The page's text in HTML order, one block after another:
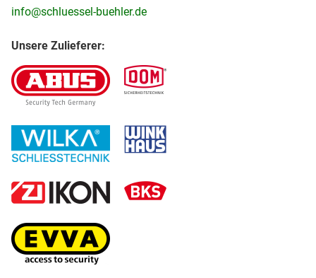
info@schluessel-buehler.de
Unsere Zulieferer: